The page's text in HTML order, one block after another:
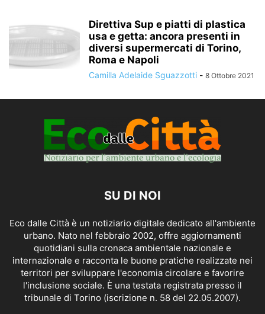
Direttiva Sup e piatti di plastica
usa e getta: ancora presenti in
diversi supermercati di Torino,
Roma e Napoli
Camilla Adelaide Sguazzotti - 8 Ottobre 2021
SU DI NOI
Eco dalle Città è un notiziario digitale dedicato all'ambiente
urbano. Nato nel febbraio 2002, offre aggiornamenti
quotidiani sulla cronaca ambientale nazionale e
internazionale e racconta le buone pratiche realizzate nei
territori per sviluppare l'economia circolare e favorire
l'inclusione sociale. È una testata registrata presso il
tribunale di Torino (iscrizione n. 58 del 22.05.2007).